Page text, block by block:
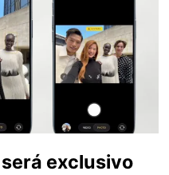
exclusivo